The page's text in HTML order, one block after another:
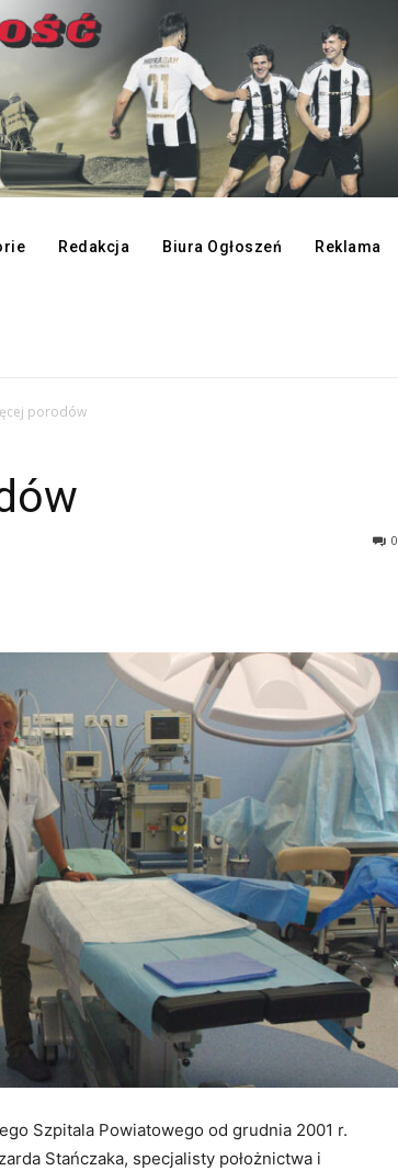
Redakcja Biura Ogłoszeń Reklama
porodów
0
Szpitala Powiatowego od grudnia 2001 r.
Stańczaka, specjalisty położnictwa i